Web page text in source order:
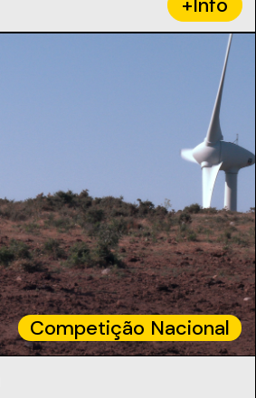
Competição Nacional